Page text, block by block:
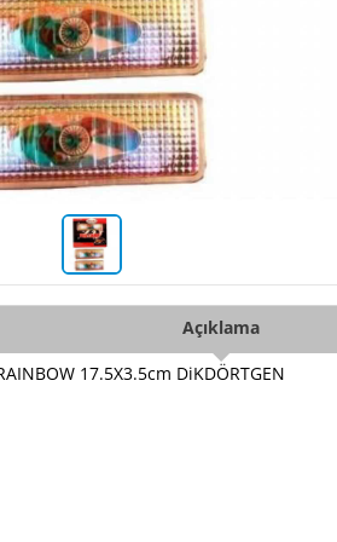
Açıklama
17.5X3.5cm DiKDÖRTGEN